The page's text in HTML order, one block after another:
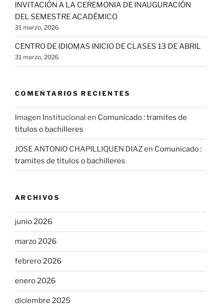
INVITACIÓN A LA CEREMONIA DE INAUGURACIÓN
DEL SEMESTRE ACADÉMICO
31 marzo, 2026
CENTRO DE IDIOMAS INICIO DE CLASES 13 DE ABRIL
31 marzo, 2026
COMENTARIOS RECIENTES
Imagen Institucional en Comunicado : tramites de
titulos o bachilleres
JOSE ANTONIO CHAPILLIQUEN DIAZen Comunicado :
tramites de titulos o bachilleres
ARCHIVOS
junio 2026
marzo 2026
febrero 2026
enero 2026
diciembre 2025